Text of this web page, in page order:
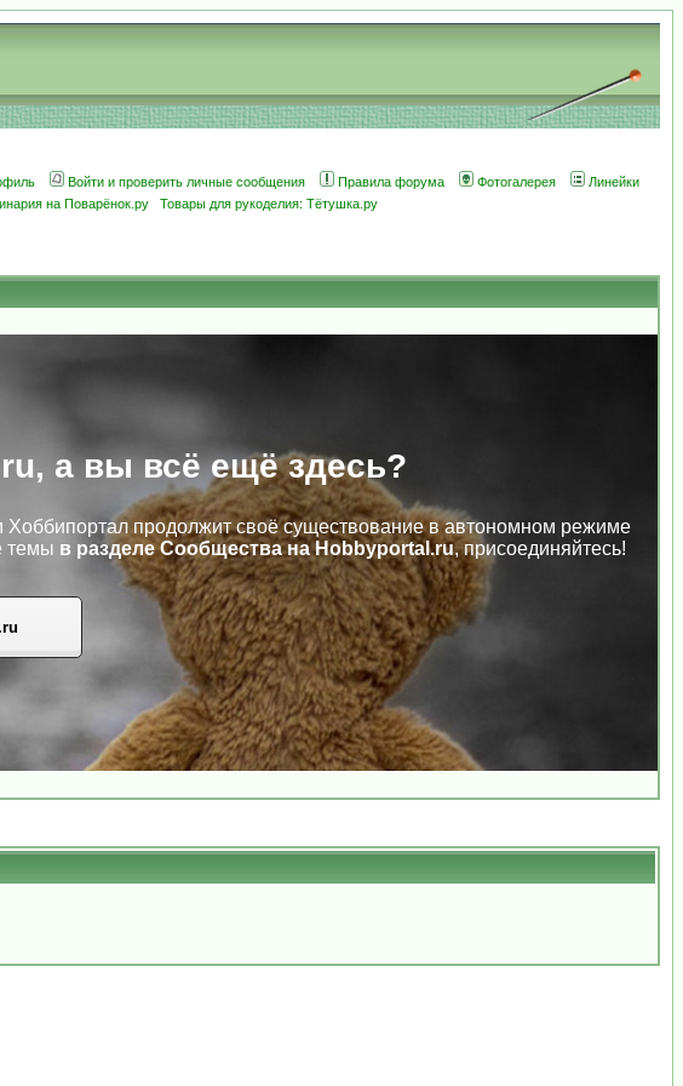
Войти и проверить личные сообщения Правила форума Фотогалерея
Линейки
на Поварёнок.ру Товары для рукоделия: Тётушка.ру
а вы всё ещё здесь?
продолжит своё существование в автономном режиме
темы в разделе Сообщества на Hobbyportal.ru, присоединяйтесь!